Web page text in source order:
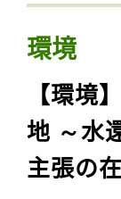
環境
【環境
地 ～水
主張の